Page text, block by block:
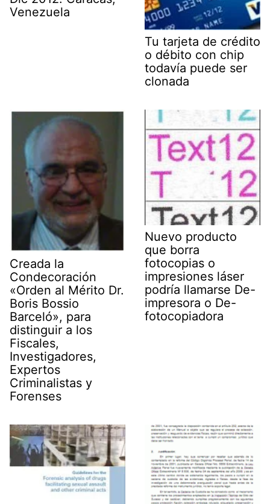
Venezuela
Tu tarjeta de crédito
o débito con chip
todavía puede ser
clonada
Creada la
Condecoración
«Orden al Mérito Dr.
Boris Bossio
Barceló», para
distinguir a los
Fiscales,
Investigadores,
Expertos
Criminalistas y
Forenses
Nuevo producto
que borra
fotocopias o
impresiones láser
podría llamarse De-
impresora o De-
fotocopiadora